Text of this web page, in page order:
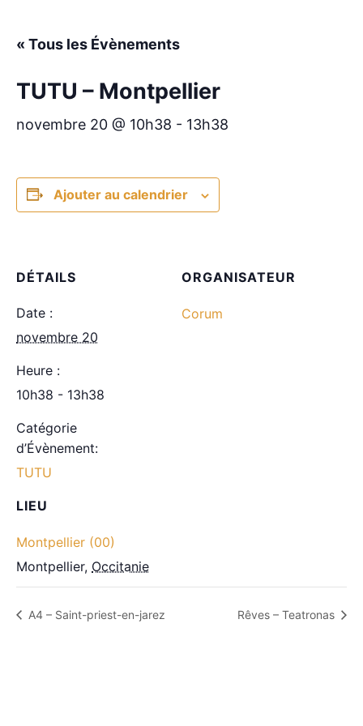
« Tous les Évènements
TUTU – Montpellier
novembre 20 @ 10h38 - 13h38
Ajouter au calendrier
DÉTAILS
Date :
novembre 20
Heure :
10h38 - 13h38
Catégorie
d’Évènement:
TUTU
LIEU
Montpellier (00)
Montpellier, Occitanie
ORGANISATEUR
Corum
A4 – Saint-priest-en-jarez Rêves – Teatronas